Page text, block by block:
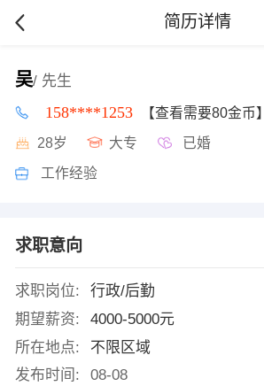
简历详情
吴/ 先生
158****1253 【查看需要80金币】
28岁 大专 已婚
工作经验
求职意向
求职岗位:
行政/后勤
期望薪资:
4000-5000元
所在地点:
不限区域
发布时间:
08-08